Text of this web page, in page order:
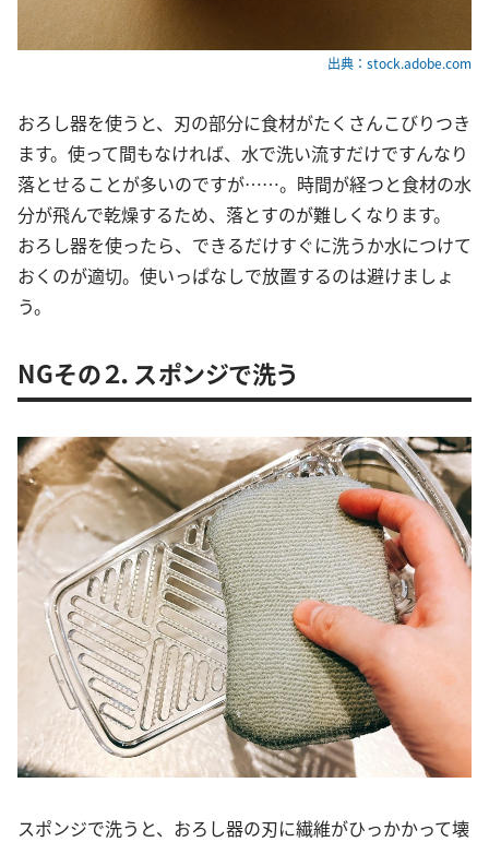
出典：stock.adobe.com
おろし器を使うと、刃の部分に食材がたくさんこびりつき
ます。使って間もなければ、水で洗い流すだけですんなり
落とせることが多いのですが……。時間が経つと食材の水
分が飛んで乾燥するため、落とすのが難しくなります。
おろし器を使ったら、できるだけすぐに洗うか水につけて
おくのが適切。使いっぱなしで放置するのは避けましょ
う。
NGその２．スポンジで洗う
スポンジで洗うと、おろし器の刃に繊維がひっかかって壊